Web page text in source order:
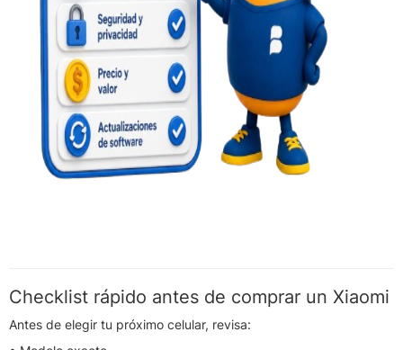
Checklist rápido antes de comprar un Xiaomi
Antes de elegir tu próximo celular, revisa: